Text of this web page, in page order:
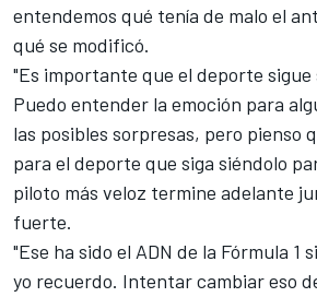
entendemos qué tenía de malo el
qué se modificó.
"Es importante que el deporte
Puedo entender la emoción para
las posibles sorpresas, pero pienso
para el deporte que siga siéndolo
piloto más veloz termine adelante
fuerte.
"Ese ha sido el ADN de la Fórmula 1
yo recuerdo. Intentar cambiar eso